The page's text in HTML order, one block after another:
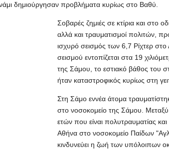
δημιούργησαν προβλήματα κυρίως στο Βαθύ.
Σοβαρές ζημιές σε κτίρια και στο
αλλά και τραυματισμοί πολιτών,
ισχυρό σεισμός των 6,7 Ρίχτερ στο
σεισμού εντοπίζεται στα 19
της Σάμου, το εστιακό βάθος του
ήταν καταστροφικός κυρίως στη
Στη Σάμο εννέα άτομα
στο νοσοκομείο της Σάμου.
ετών που είναι πολυτραυματίας και
Αθήνα στο νοσοκομείο Παίδων
κινδυνεύει η ζωή των υπόλοιπων